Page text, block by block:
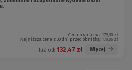
Cena regularna: 179,00 zł
Najniższa cena z 30 dni przed obniżką: 170,06 zł
Już od: 132,47 zł Więcej